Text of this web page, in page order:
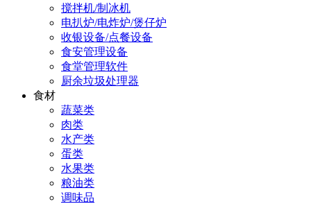
搅拌机/制冰机
电扒炉/电炸炉/煲仔炉
收银设备/点餐设备
食安管理设备
食堂管理软件
厨余垃圾处理器
食材
蔬菜类
肉类
水产类
蛋类
水果类
粮油类
调味品